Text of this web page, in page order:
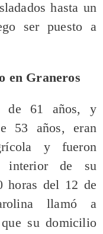
hasta un
ser puesto a
en Graneros
de 61 años, y
53 años, eran
y fueron
interior de su
horas del 12 de
llamó a
que su domicilio